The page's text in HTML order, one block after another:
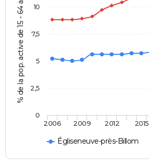
% de la pop. active de 15 - 64 ans
Égliseneuve-près-Billom
2006 2009 2012 2015
0
2,5
5
7,5
10